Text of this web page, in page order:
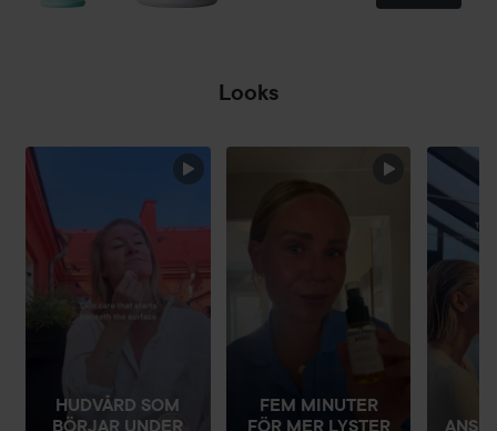
Looks
HOPPA ÖVER SEKTIONEN
HUDVÅRD SOM
BÖRJAR UNDER
FEM MINUTER
FÖR MER LYSTER